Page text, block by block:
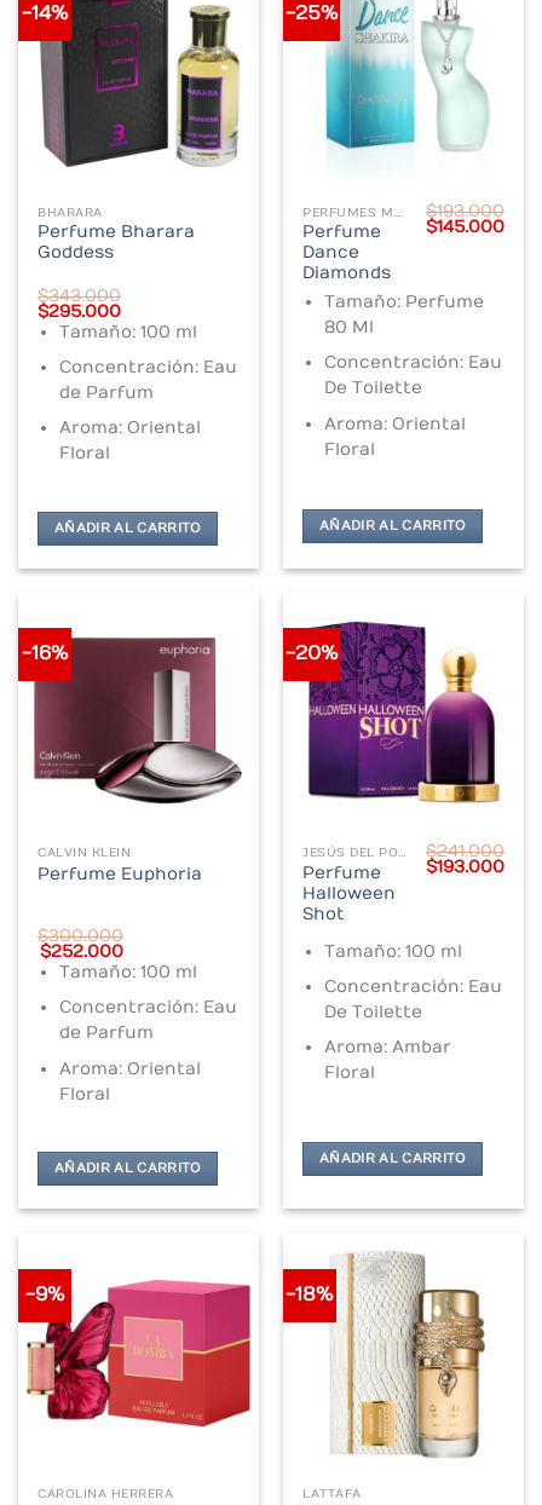
-14%
BHARARA
Perfume Bharara
Goddess
$343.000
Original
price
was:
$343.000.
$295.000Current
price
is:
$295.000.
Tamaño: 100 ml
Concentración: Eau
de Parfum
Aroma: Oriental
Floral
AÑADIR AL CARRITO
-25%
PERFUMES MUJER
Perfume
Dance
Diamonds
$193.000
Original
price
$145.000
Tamaño: Perfume
80 Ml
Concentración: Eau
De Toilette
Aroma: Oriental
Floral
AÑADIR AL CARRITO
-16%
CALVIN KLEIN
Perfume Euphoria
$300.000
Original
price
was:
$300.000.
$252.000Current
price
is:
$252.000.
Tamaño: 100 ml
Concentración: Eau
de Parfum
Aroma: Oriental
Floral
AÑADIR AL CARRITO
-20%
JESÚS DEL POZO
Perfume
Halloween
Shot
$241.000
Original
$193.000
Tamaño: 100 ml
Concentración: Eau
De Toilette
Aroma: Ambar
Floral
AÑADIR AL CARRITO
-9%
CAROLINA HERRERA
-18%
LATTAFA